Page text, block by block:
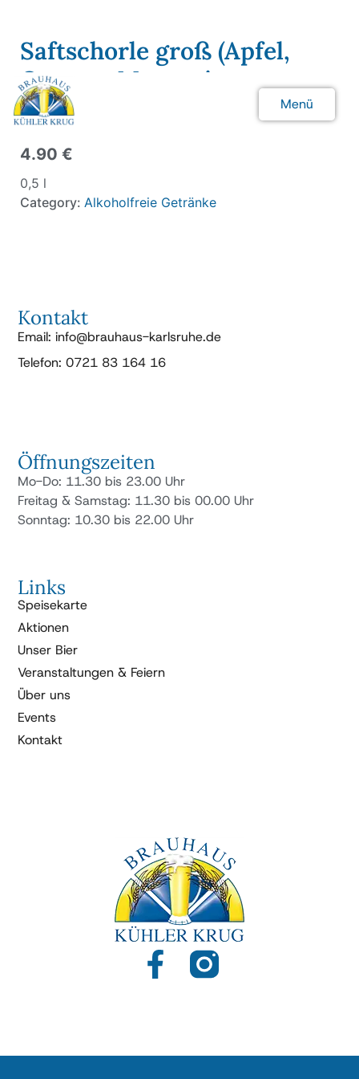
Menü
Saftschorle groß (Apfel,
Orange, Maracuja,
Johannisbeere)
4.90 €
0,5 l
Category: Alkoholfreie Getränke
Öffnungszeiten
Mo-Do: 11.30 bis 23.00 Uhr
Freitag & Samstag: 11.30 bis 00.00 Uhr
Sonntag: 10.30 bis 22.00 Uhr
Kontakt
Email: info@brauhaus-karlsruhe.de
Telefon: 0721 83 164 16
Links
Speisekarte
Aktionen
Unser Bier
Veranstaltungen & Feiern
Über uns
Events
Kontakt